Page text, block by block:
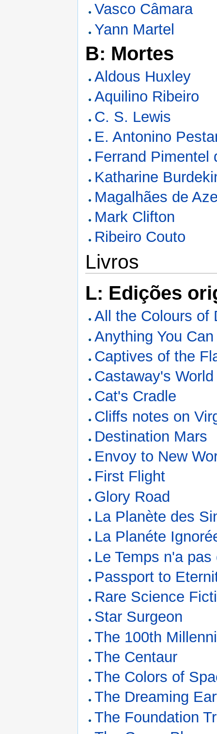
Vasco Câmara
Yann Martel
B: Mortes
Aldous Huxley
Aquilino Ribeiro
C. S. Lewis
E. Antonino
Ferrand Pimentel
Katharine
Magalhães de
Mark Clifton
Ribeiro Couto
Livros
L: Edições
All the Colours of
Anything You
Captives of the
Castaway's World
Cat's Cradle
Cliffs notes on
Destination Mars
Envoy to New
First Flight
Glory Road
La Planète des
La Planéte
Le Temps n'a pas
Passport to
Rare Science
Star Surgeon
The 100th
The Centaur
The Colors of
The Dreaming
The Foundation